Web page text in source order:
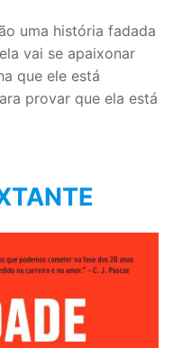
uma história fadada
vai se apaixonar
que ele está
provar que ela está